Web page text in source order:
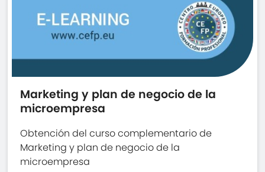
Marketing y plan de negocio de la
microempresa
Obtención del curso complementario de
Marketing y plan de negocio de la
microempresa